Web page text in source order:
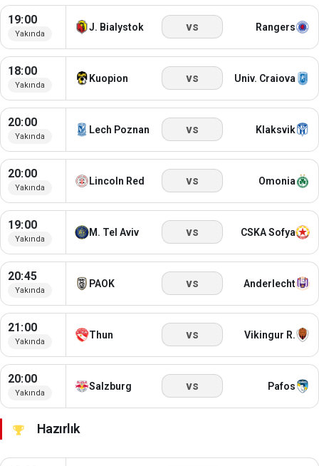
19:00
Yakında
J. Bialystok vs Rangers
18:00
Yakında
Kuopion vs Univ. Craiova
20:00
Yakında
Lech Poznan vs Klaksvik
20:00
Yakında
Lincoln Red vs Omonia
19:00
Yakında
M. Tel Aviv vs CSKA Sofya
20:45
Yakında
PAOK vs Anderlecht
21:00
Yakında
Thun vs Vikingur R.
20:00
Yakında
Salzburg vs Pafos
Hazırlık